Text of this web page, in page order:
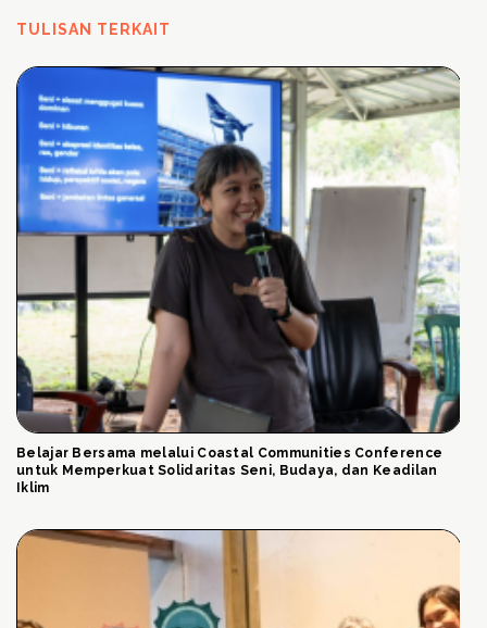
TULISAN TERKAIT
Belajar Bersama melalui Coastal Communities Conference
untuk Memperkuat Solidaritas Seni, Budaya, dan Keadilan
Iklim